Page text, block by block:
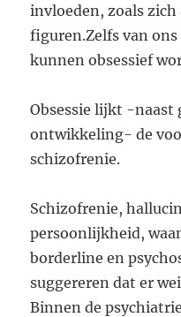
invloeden, zoals zich
figuren.Zelfs van
kunnen obsessief
Obsessie lijkt -naast
ontwikkeling- de
schizofrenie.
Schizofrenie,
persoonlijkheid,
borderline en
suggereren dat er
Binnen de